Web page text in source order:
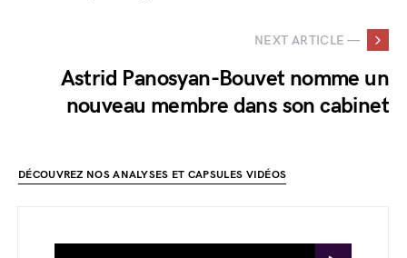
NEXT ARTICLE —
Astrid Panosyan-Bouvet nomme un
nouveau membre dans son cabinet
DÉCOUVREZ NOS ANALYSES ET CAPSULES VIDÉOS